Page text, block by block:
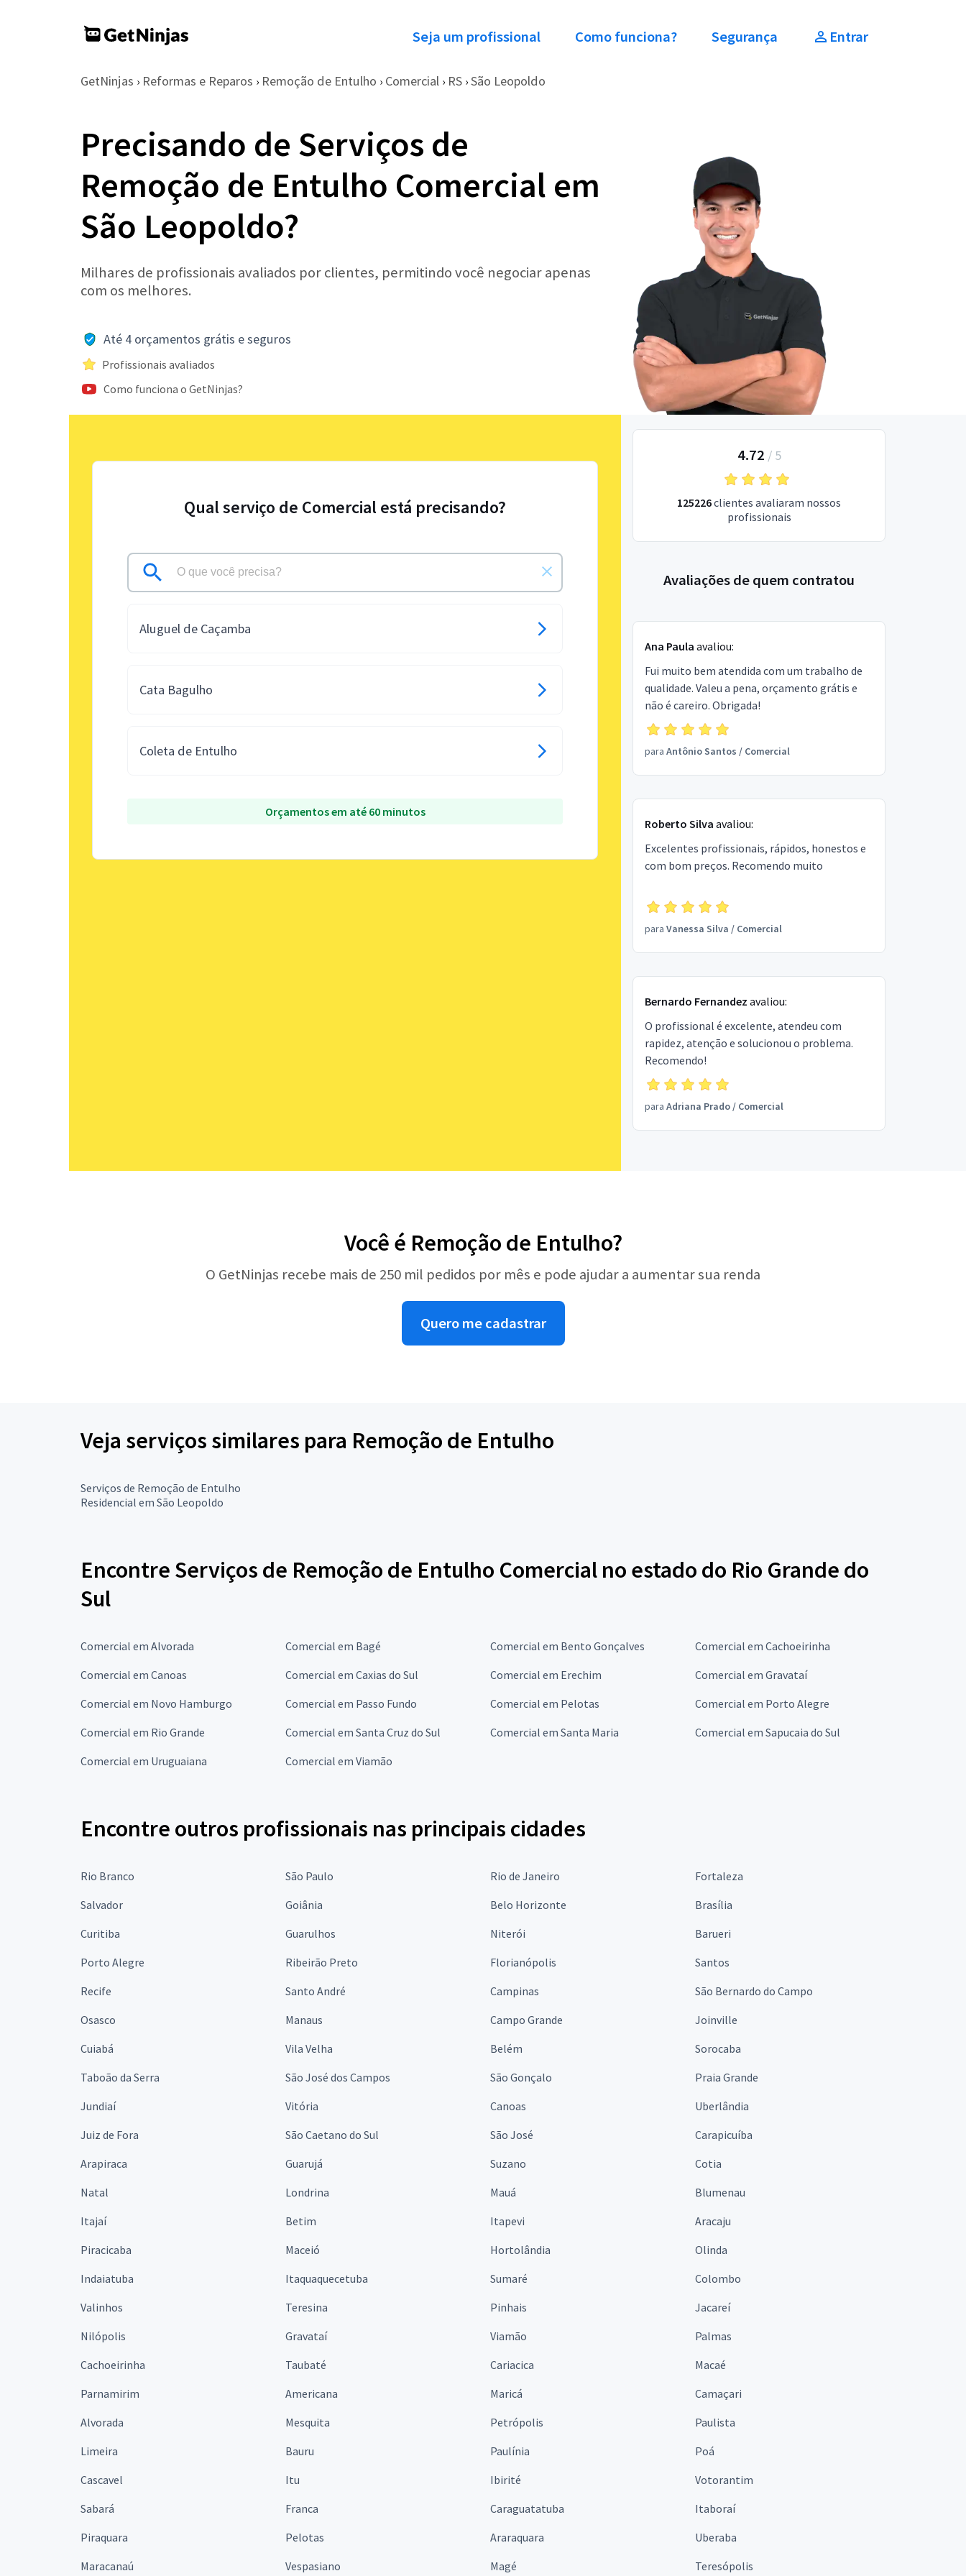
Seja um profissional Como funciona? Segurança Entrar
GetNinjas › Reformas e Reparos › Remoção de Entulho › Comercial › RS › São Leopoldo
Precisando de Serviços de
Remoção de Entulho Comercial em
São Leopoldo?
Milhares de profissionais avaliados por clientes, permitindo você negociar apenas
com os melhores.
Até 4 orçamentos grátis e seguros
Profissionais avaliados
Como funciona o GetNinjas?
Qual serviço de Comercial está precisando?
Aluguel de Caçamba
Cata Bagulho
Coleta de Entulho
Orçamentos em até 60 minutos
4.72 / 5
125226clientes avaliaram nossos
profissionais
Avaliações de quem contratou
Ana Paula avaliou:
Fui muito bem atendida com um trabalho de
qualidade. Valeu a pena, orçamento grátis e
não é careiro. Obrigada!
para Antônio Santos / Comercial
Roberto Silva avaliou:
Excelentes profissionais, rápidos, honestos e
com bom preços. Recomendo muito
para Vanessa Silva / Comercial
Bernardo Fernandez avaliou:
O profissional é excelente, atendeu com
rapidez, atenção e solucionou o problema.
Recomendo!
para Adriana Prado/ Comercial
Você é Remoção de Entulho?
O GetNinjas recebe mais de 250 mil pedidos por mês e pode ajudar a aumentar sua renda
Quero me cadastrar
Veja serviços similares para Remoção de Entulho
Serviços de Remoção de Entulho
Residencial em São Leopoldo
Encontre Serviços de Remoção de Entulho Comercial no estado do Rio Grande do
Sul
Comercial em Alvorada Comercial em Bagé Comercial em Bento Gonçalves
Comercial em Cachoeirinha
Comercial em Canoas
Comercial em Caxias do Sul Comercial em Erechim
Comercial em Gravataí
Comercial em Novo Hamburgo
Comercial em Passo Fundo Comercial em Pelotas
Comercial em Porto Alegre
Comercial em Rio Grande
Comercial em Santa Cruz do Sul Comercial em Santa Maria
Comercial em Sapucaia do Sul
Comercial em Uruguaiana
Comercial em Viamão
Encontre outros profissionais nas principais cidades
Rio Branco São Paulo Rio de Janeiro
Fortaleza
Salvador
Goiânia Belo Horizonte
Brasília
Curitiba
Guarulhos Niterói
Barueri
Porto Alegre
Ribeirão Preto Florianópolis
Santos
Recife
Santo André Campinas
São Bernardo do Campo
Osasco
Manaus Campo Grande
Joinville
Cuiabá
Vila Velha Belém
Sorocaba
Taboão da Serra
São José dos Campos São Gonçalo
Praia Grande
Jundiaí
Vitória Canoas
Uberlândia
Juiz de Fora
São Caetano do Sul São José
Carapicuíba
Arapiraca
Guarujá Suzano
Cotia
Natal
Londrina Mauá
Blumenau
Itajaí
Betim Itapevi
Aracaju
Piracicaba
Maceió Hortolândia
Olinda
Indaiatuba
Itaquaquecetuba Sumaré
Colombo
Valinhos
Teresina Pinhais
Jacareí
Nilópolis
Gravataí Viamão
Palmas
Cachoeirinha
Taubaté Cariacica
Macaé
Parnamirim
Americana Maricá
Camaçari
Alvorada
Mesquita Petrópolis
Paulista
Limeira
Bauru Paulínia
Poá
Cascavel
Itu Ibirité
Votorantim
Sabará
Franca Caraguatatuba
Itaboraí
Piraquara
Pelotas Araraquara
Uberaba
Maracanaú
Vespasiano Magé Teresópolis